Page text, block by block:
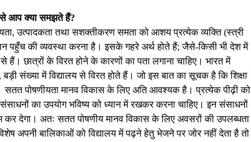
से आप क्या समझते हैं?
उत्पादकता तथा सशक्तीकरण समता को आशय प्रत्येक व्यक्ति (स्त्री
पहुँच की व्यवस्था करना है। इसके गहरे अर्थ होते हैं; जैसे-किसी भी देश में
हैं। छात्रों के विरत होने के कारणों का पता लगाना चाहिए। भारत में
संख्या में विद्यालय से विरत होते हैं। जो इस बात का सूचक है कि शिक्षा
सतत पोषणीयता मानव विकास के लिए अति आवश्यक है। प्रत्येक पीढ़ी को
का उपयोग भविष्य को ध्यान में रखकर करना चाहिए। इन संसाधनों
कर देगा। अतः सतत पोषणीय मानव विकास के लिए अवसरों की उपलब्धता
अपनी बालिकाओं को विद्यालय में पढ़ने हेतु भेजने पर जोर नहीं देता है तो